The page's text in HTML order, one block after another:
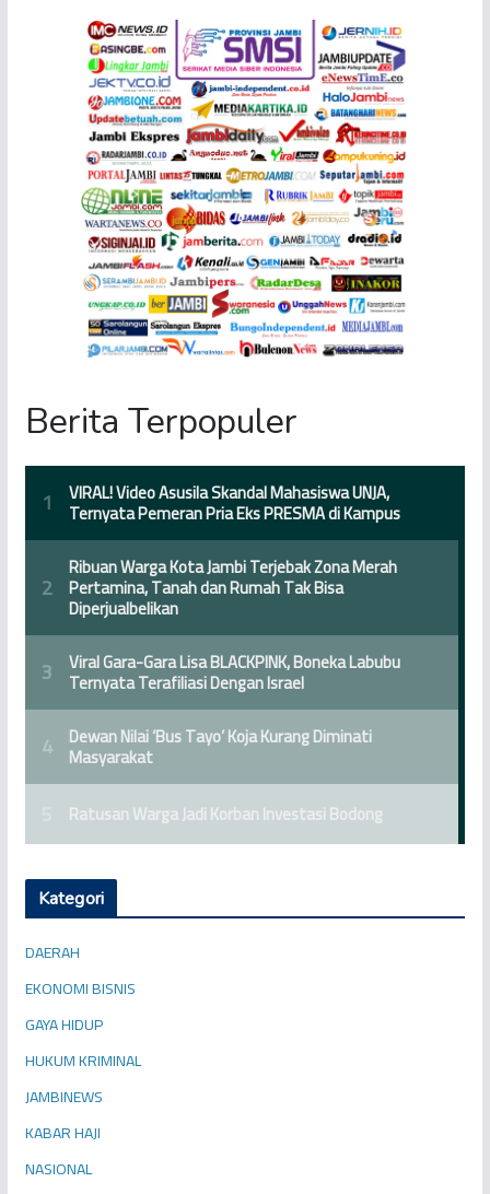
Berita Terpopuler
Kategori
DAERAH
EKONOMI BISNIS
GAYA HIDUP
HUKUM KRIMINAL
JAMBINEWS
KABAR HAJI
NASIONAL